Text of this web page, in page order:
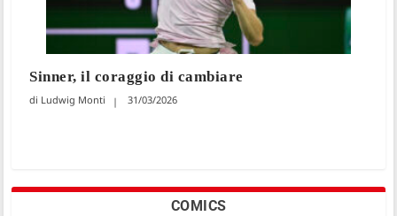
Sinner, il coraggio di cambiare
Ludwig Monti 31/03/2026
COMICS